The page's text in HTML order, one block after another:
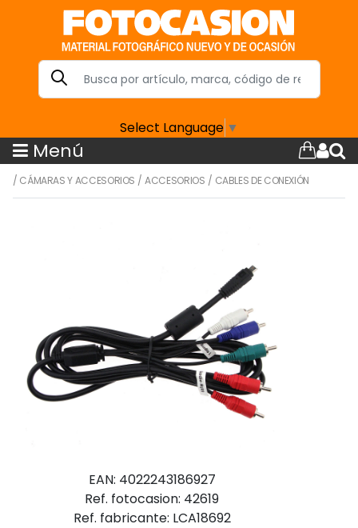
Select Language ▼
Menú
/ CÁMARAS Y ACCESORIOS /ACCESORIOS / CABLES DE CONEXIÓN
EAN: 4022243186927
Ref. fotocasion: 42619
Ref. fabricante: LCA18692